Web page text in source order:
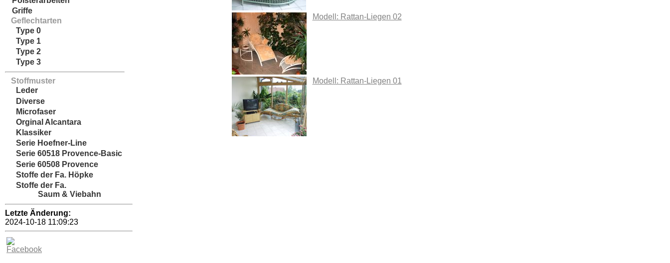
Griffe
Geflechtarten
Type 0
Type 1
Type 2
Type 3
Stoffmuster
Leder
Diverse
Microfaser
Orginal Alcantara
Klassiker
Serie Hoefner-Line
Serie 60518 Provence-Basic
Serie 60508 Provence
Stoffe der Fa. Höpke
Stoffe der Fa.
Saum & Viebahn
Letzte Änderung:
2024-10-18 11:09:23
Modell: Rattan-Liegen 02
Modell: Rattan-Liegen 01